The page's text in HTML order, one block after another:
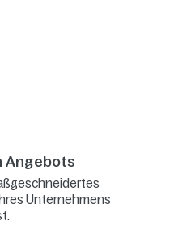
Angebots
Unternehmens